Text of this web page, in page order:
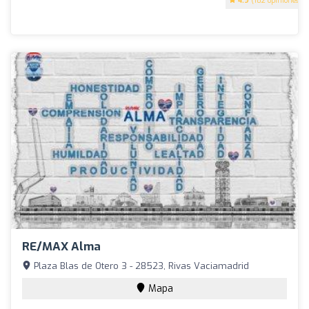
RE/MAX Alma
Plaza Blas de Otero 3 - 28523, Rivas Vaciamadrid
Mapa